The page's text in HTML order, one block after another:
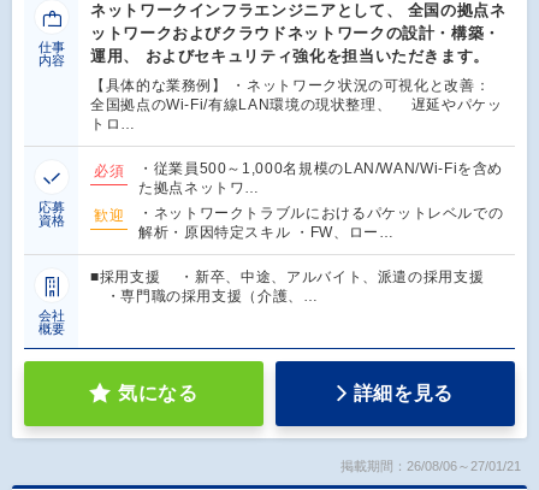
仕事
内容
ネットワークインフラエンジニアとして、 全国の拠点ネ
ットワークおよびクラウドネットワークの設計・構築・
運用、 およびセキュリティ強化を担当いただきます。
【具体的な業務例】 ・ネットワーク状況の可視化と改善：
全国拠点のWi-Fi/有線LAN環境の現状整理、 遅延やパケッ
トロ…
応募
資格
必須
・従業員500～1,000名規模のLAN/WAN/Wi-Fiを含め
た拠点ネットワ…
歓迎
・ネットワークトラブルにおけるパケットレベルでの
解析・原因特定スキル ・FW、ロー…
会社
概要
■採用支援 ・新卒、中途、アルバイト、派遣の採用支援
・専門職の採用支援（介護、…
気になる 詳細を見る
掲載期間：26/08/06～27/01/21